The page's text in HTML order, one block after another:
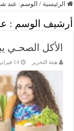
الرئيسية / الوسم: عند
أرشيف الوسم :
الأكل الصحـي
هيئة التحرير 14 فبراير، 2023